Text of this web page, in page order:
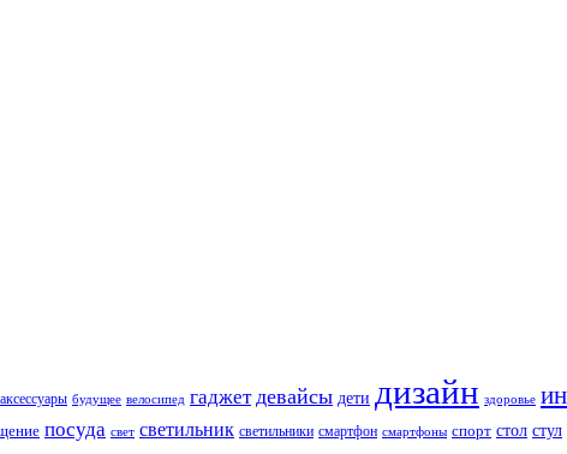
аксессуары будущее велосипед гаджет девайсы дети дизайн здоровье
посуда свет светильник светильники смартфон смартфоны спорт стол стул